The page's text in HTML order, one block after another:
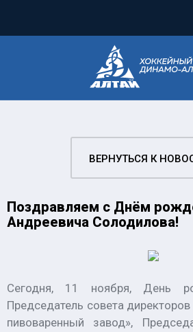
ВЕРНУТЬСЯ К
Поздравляем с Днём
Андреевича Солодилова!
Сегодня, 11 ноября, День
Председатель совета
пивоваренный завод»,